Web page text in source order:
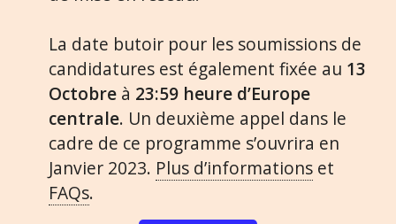
La date butoir pour les soumissions de
candidatures est également fixée au 13
Octobre à 23:59 heure d’Europe
centrale. Un deuxième appel dans le
cadre de ce programme s’ouvrira en
Janvier 2023. Plus d’informations et
FAQs.